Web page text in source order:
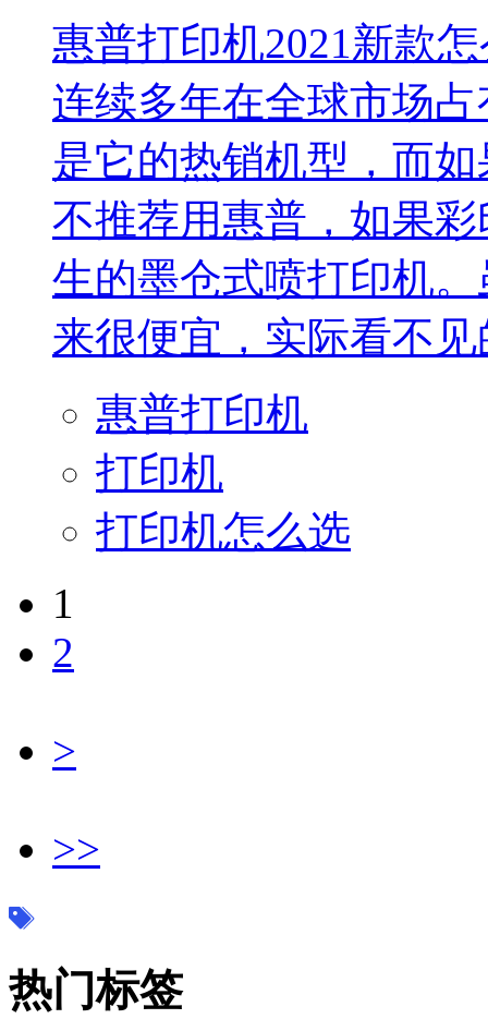
惠普打印机2021新款
连续多年在全球市场
是它的热销机型，而
不推荐用惠普，如果
生的墨仓式喷打印机
来很便宜，实际看不见
惠普打印机
打印机
打印机怎么选
1
2
>
>>
热门标签